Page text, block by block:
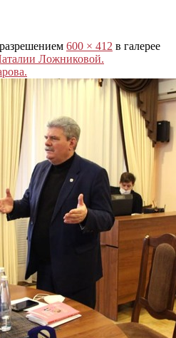
600 × 412 в галерее
Ложниковой.